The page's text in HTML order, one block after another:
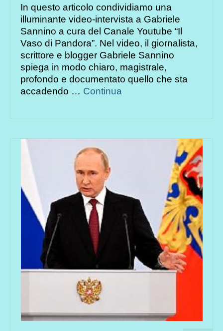
In questo articolo condividiamo una
illuminante video-intervista a Gabriele
Sannino a cura del Canale Youtube “Il
Vaso di Pandora”. Nel video, il giornalista,
scrittore e blogger Gabriele Sannino
spiega in modo chiaro, magistrale,
profondo e documentato quello che sta
accadendo … Continua